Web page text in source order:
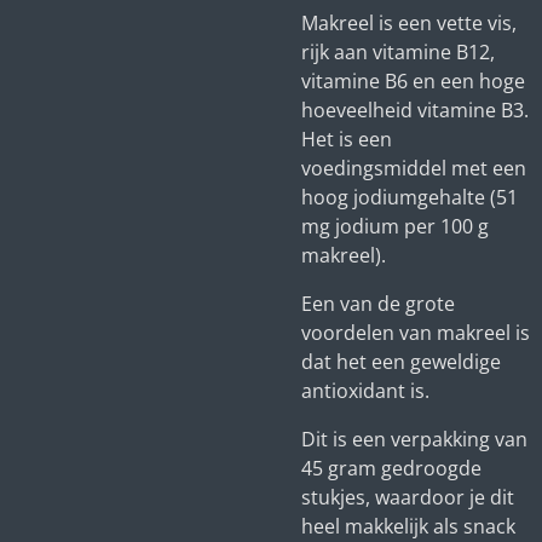
Makreel is een vette vis,
rijk aan vitamine B12,
vitamine B6 en een hoge
hoeveelheid vitamine B3.
Het is een
voedingsmiddel met een
hoog jodiumgehalte (51
mg jodium per 100 g
makreel).
Een van de grote
voordelen van makreel is
dat het een geweldige
antioxidant is.
Dit is een verpakking van
45 gram gedroogde
stukjes, waardoor je dit
heel makkelijk als snack